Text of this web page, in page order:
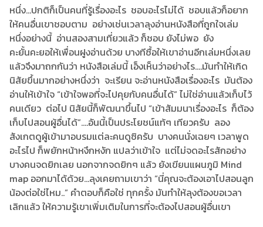
หนึ่ง...ปกติก็เป็นคนที่รู้เรื่องอะไร ชอบอะไรไม่ได้ ชอบแล้วก็อยาก
ให้คนอื่นเขาชอบตาม อย่างเช่นเวลาลุงอ่านหนังสือที่ถูกใจเล่ม
หนึ่งอย่างนี้ อ่านสองสามเที่ยวแล้ว ก็ชอบ ยังไม่พอ ยัง
คะยั้นคะยอให้เพื่อนฝูงอ่านด้วย บางทีซื้อให้เขาอ่านอีกเล่มหนึ่งเลย
แล้วจึงมาถกกันว่า หนังสือเล่มนี้ เอ็งเห็นว่าอย่างไร....มันทำให้เกิด
นิสัยขึ้นมากอย่างหนึ่งว่า จะเรียน จะอ่านหนังสือเรื่องอะไร มันต้อง
อ่านให้เข้าใจ “เข้าใจพอที่จะไปคุยกับคนอื่นได้” ไม่ใช่อ่านแล้วเก็บไว้
คนเดียว ต่อไป นิสัยนี้ก็พัฒนาขึ้นไป “เข้าสัมมนาเรื่องอะไร ก็ต้อง
เก็บไปสอนผู้อื่นได้”....อันนี้เป็นประโยชน์แท้ๆ เทียวครับ ลอง
สังเกตดูผู้เข้ามาอบรมแต่ละคนดูซิครับ บางคนนั่งเฉยๆ เวลาพูด
อะไรไป ก็พยักหน้าหงึกหงัก แปลว่าเข้าใจ แต่ไม่จดอะไรสักอย่าง
บางคนจดยิกเลย นอกจากจดยิกๆ แล้ว ยังเขียนแผนภูมิ Mind
map ออกมาได้ด้วย...ลุงเคยถามเขาว่า “นี่คุณจะต้องเอาไปสอนลูก
น้องต่อใช่ไหม..” คำตอบก็คือใช่ ทุกครั้ง มันทำให้ลุงต้องขอเวลา
เลิกแล้ว ให้ความรู้เขาเพิ่มเติมในการที่จะต้องไปสอนผู้อื่นเขา